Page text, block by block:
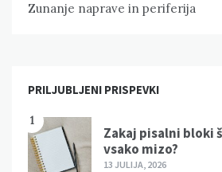
Zunanje naprave in periferija
PRILJUBLJENI PRISPEVKI
1
Zakaj pisalni bloki
vsako mizo?
13 JULIJA, 2026